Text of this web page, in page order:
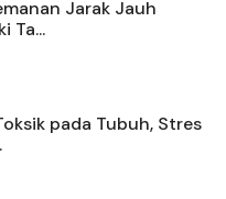
Jarak Jauh
Ta...
pada Tubuh, Stres